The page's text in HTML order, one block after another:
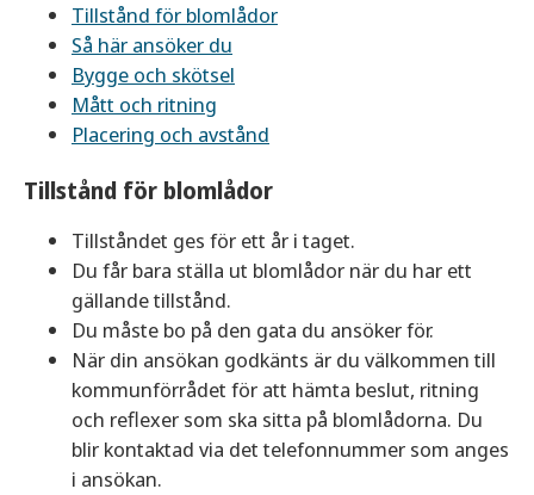
Tillstånd för blomlådor
Så här ansöker du
Bygge och skötsel
Mått och ritning
Placering och avstånd
Tillstånd för blomlådor
Tillståndet ges för ett år i taget.
Du får bara ställa ut blomlådor när du har ett
gällande tillstånd.
Du måste bo på den gata du ansöker för.
När din ansökan godkänts är du välkommen till
kommunförrådet för att hämta beslut, ritning
och reflexer som ska sitta på blomlådorna. Du
blir kontaktad via det telefonnummer som anges
i ansökan.